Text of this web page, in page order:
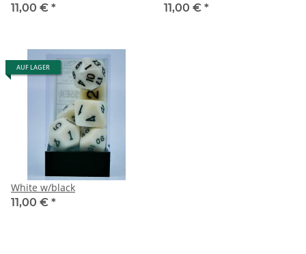
11,00 € *
11,00 € *
AUF LAGER
White w/black
11,00 € *